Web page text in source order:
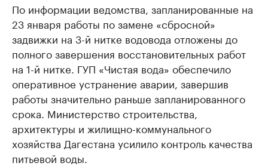
По информации ведомства, запланированные на
23 января работы по замене «сбросной»
задвижки на 3-й нитке водовода отложены до
полного завершения восстановительных работ
на 1-й нитке. ГУП «Чистая вода» обеспечило
оперативное устранение аварии, завершив
работы значительно раньше запланированного
срока. Министерство строительства,
архитектуры и жилищно-коммунального
хозяйства Дагестана усилило контроль качества
питьевой воды.